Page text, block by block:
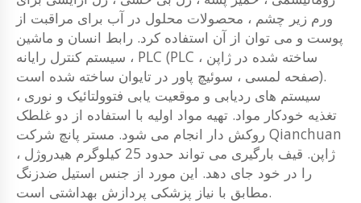
ورم زیر چشم ، محصولات محلول در آب برای مراقبت از
پوست و می توان از آن استفاده کرد. رابط انسان و ماشین
، سیستم کنترل رایانه PLC (PLC ساخته شده در ژاپن ،
صفحه لمسی ، سوئیچ پاور در تایوان ساخته شده است).
سیستم های ردیابی و موقعیت یابی فتوولتائیک و نوری ،
تغذیه خودکار مواد. تهیه مواد اولیه با استفاده از دو غلطک
روکش دار انجام می شود. مستر پانچ شرکت Qianchuan
، ژاپن. قیف بارگیری می تواند حدود 25 کیلوگرم هیدروژل
را در خود جای دهد. این مورد از جنس استیل ضدزنگ
مطابق با نیاز پزشکی پردازش بهداشتی است.